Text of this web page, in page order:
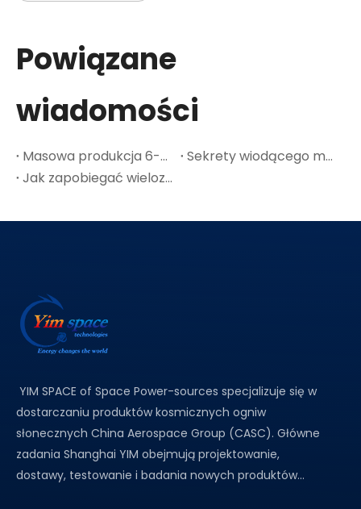
Powiązane
wiadomości
Masowa produkcja 6-calowych płytek GaAs: punkt przegięcia kosztów w przypadku kosmicznej fotowoltaiki
Sekrety wiodącego materiału półprzewodnikowego GaAs-A
Jak zapobiegać wielozłączowym pęknięciom ogniw słonecznych w cienkich płytkach Ge
YIM SPACE of Space Power-sources specjalizuje się w
dostarczaniu produktów kosmicznych ogniw
słonecznych China Aerospace Group (CASC). Główne
zadania Shanghai YIM obejmują projektowanie,
dostawy, testowanie i badania nowych produktów...